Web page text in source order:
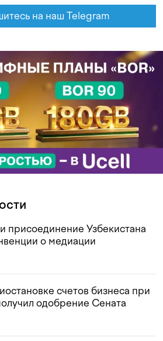
на наш Telegram
присоединение Узбекистана
о медиации
счетов бизнеса при
одобрение Сената